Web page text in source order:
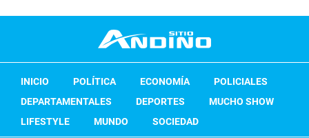
INICIO POLÍTICA ECONOMÍA
POLICIALES
DEPARTAMENTALES
DEPORTES
MUCHO SHOW
LIFESTYLE
MUNDO SOCIEDAD